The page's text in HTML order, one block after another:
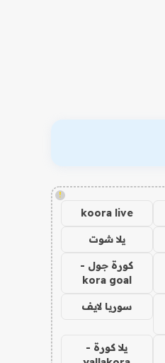
!
koora live
يلا شوت
كورة جول -
kora goal
سوريا لايف
يلا كورة -